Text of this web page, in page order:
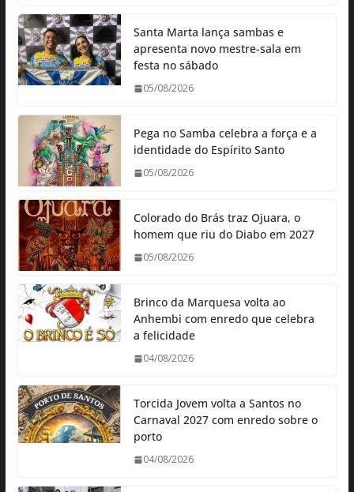
Santa Marta lança sambas e
apresenta novo mestre-sala em
festa no sábado
05/08/2026
Pega no Samba celebra a força e a
identidade do Espírito Santo
05/08/2026
Colorado do Brás traz Ojuara, o
homem que riu do Diabo em 2027
05/08/2026
Brinco da Marquesa volta ao
Anhembi com enredo que celebra
a felicidade
04/08/2026
Torcida Jovem volta a Santos no
Carnaval 2027 com enredo sobre o
porto
04/08/2026